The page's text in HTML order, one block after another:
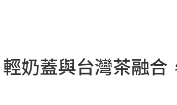
奶蓋與台灣茶融合